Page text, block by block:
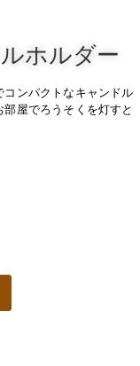
ホルダー
ンパクトなキャンドル
屋でろうそくを灯すと